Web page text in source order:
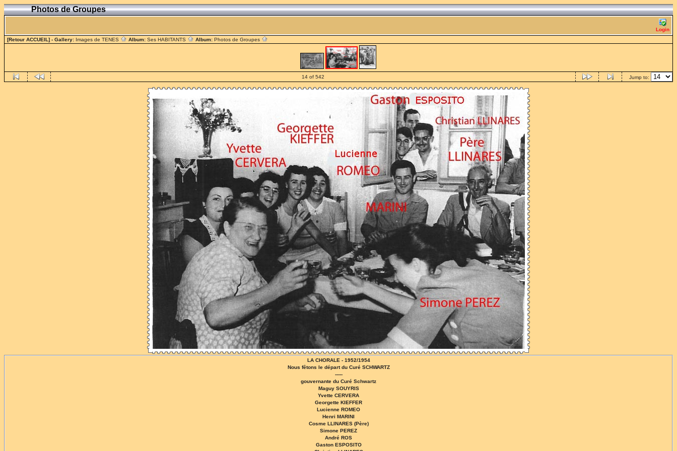
Photos de Groupes
Login
[Retour ACCUEIL] - Gallery: Images de TENES Album: Ses HABITANTS Album: Photos de Groupes
14 of 542 Jump to:
LA CHORALE - 1952/1954
Nous fêtons le départ du Curé SCHWARTZ
-----
gouvernante du Curé Schwartz
Maguy SOUYRIS
Yvette CERVERA
Georgette KIEFFER
Lucienne ROMEO
Henri MARINI
Cosme LLINARES (Père)
Simone PEREZ
André ROS
Gaston ESPOSITO